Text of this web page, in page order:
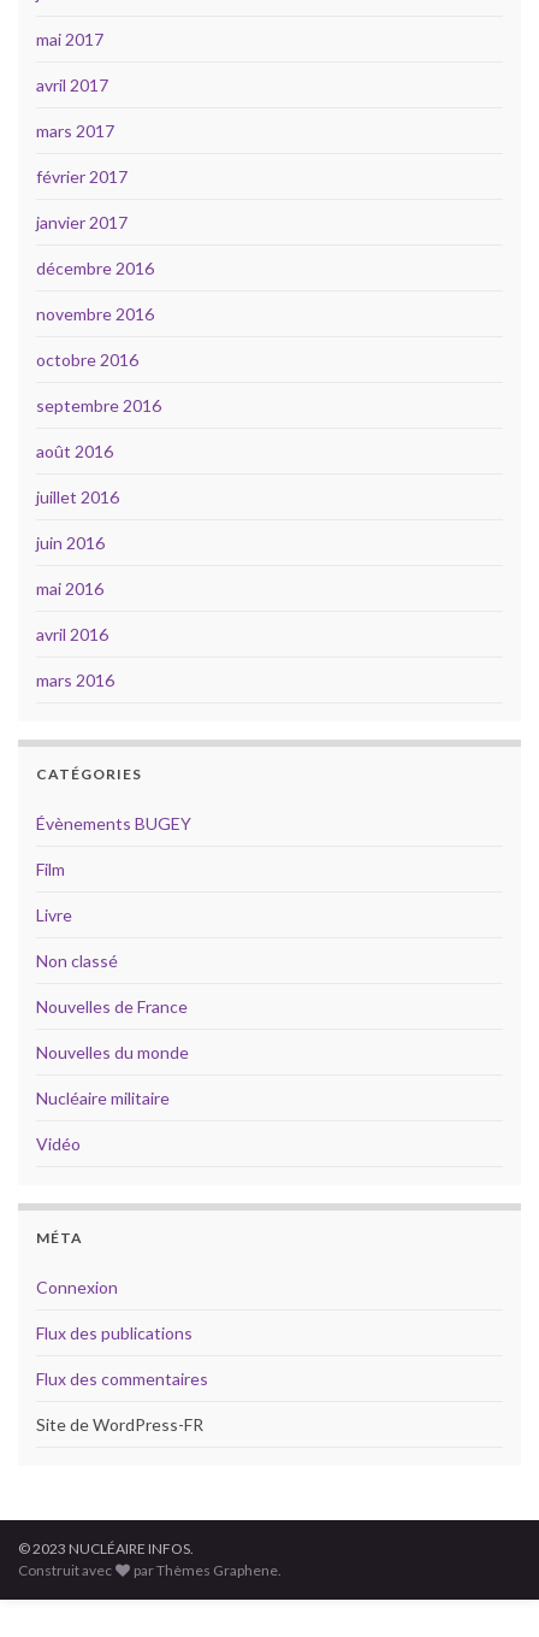
mai 2017
avril 2017
mars 2017
février 2017
janvier 2017
décembre 2016
novembre 2016
octobre 2016
septembre 2016
août 2016
juillet 2016
juin 2016
mai 2016
avril 2016
mars 2016
CATÉGORIES
Évènements BUGEY
Film
Livre
Non classé
Nouvelles de France
Nouvelles du monde
Nucléaire militaire
Vidéo
MÉTA
Connexion
Flux des publications
Flux des commentaires
Site de WordPress-FR
© 2023 NUCLÉAIRE INFOS.
Construit avec
par Thèmes Graphene.